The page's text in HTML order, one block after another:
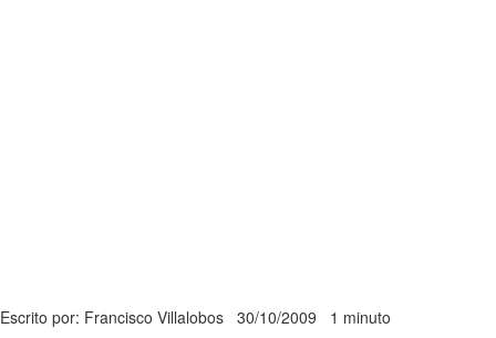
Escrito por: Francisco Villalobos 30/10/2009 1 minuto